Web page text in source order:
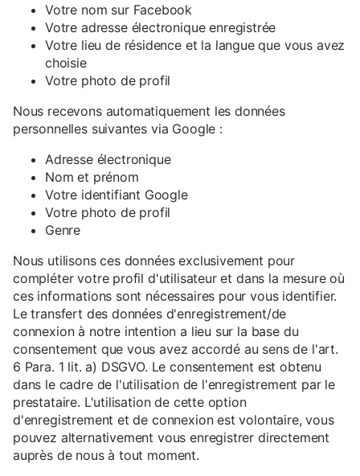
Votre nom sur Facebook
Votre adresse électronique enregistrée
Votre lieu de résidence et la langue que vous avez
choisie
Votre photo de profil
Nous recevons automatiquement les données
personnelles suivantes via Google :
Adresse électronique
Nom et prénom
Votre identifiant Google
Votre photo de profil
Genre
Nous utilisons ces données exclusivement pour
compléter votre profil d'utilisateur et dans la mesure où
ces informations sont nécessaires pour vous identifier.
Le transfert des données d'enregistrement/de
connexion à notre intention a lieu sur la base du
consentement que vous avez accordé au sens de l'art.
6 Para. 1 lit. a) DSGVO. Le consentement est obtenu
dans le cadre de l'utilisation de l'enregistrement par le
prestataire. L'utilisation de cette option
d'enregistrement et de connexion est volontaire, vous
pouvez alternativement vous enregistrer directement
auprès de nous à tout moment.